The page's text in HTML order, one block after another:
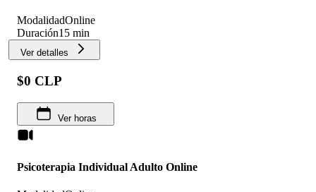
ModalidadOnline
Duración15 min
Ver detalles
$0 CLP
Ver horas
Psicoterapia Individual Adulto Online